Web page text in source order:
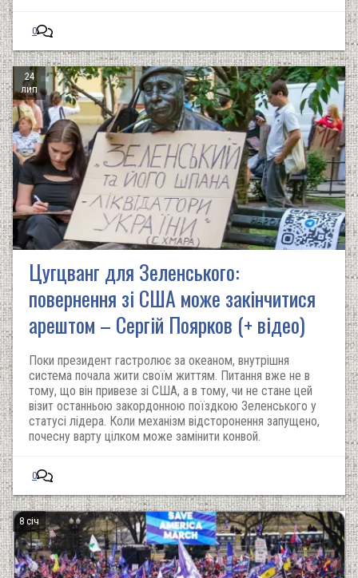
0
24
лип
Цугцванг для Зеленського:
повернення зі США може закінчитися
арештом – Сергій Поярков (+ відео)
Поки президент гастролює за океаном, внутрішня
система почала жити своїм життям. Питання вже не в
тому, що він привезе зі США, а в тому, чи не стане цей
візит останньою закордонною поїздкою Зеленського у
статусі лідера. Коли механізм відсторонення запущено,
почесну варту цілком може замінити конвой.
0
8 січ